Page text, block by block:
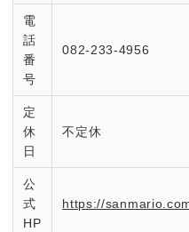
電
話
番
号
082-233-4956
定
休
日
不定休
公
式
HP
https://